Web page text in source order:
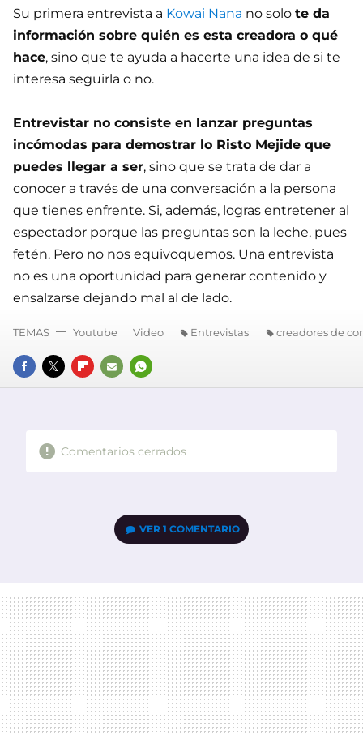
Su primera entrevista a Kowai Nana no solo te da
información sobre quién es esta creadora o qué
hace, sino que te ayuda a hacerte una idea de si te
interesa seguirla o no.
Entrevistar no consiste en lanzar preguntas
incómodas para demostrar lo Risto Mejide que
puedes llegar a ser, sino que se trata de dar a
conocer a través de una conversación a la persona
que tienes enfrente. Si, además, logras entretener al
espectador porque las preguntas son la leche, pues
fetén. Pero no nos equivoquemos. Una entrevista
no es una oportunidad para generar contenido y
ensalzarse dejando mal al de lado.
FACEBOOK
TWITTERFLIPBOARD
E-
WHATSAPP
TEMAS Youtube Video Entrevistas creadores de
Comentarios cerrados
VER1 COMENTARIO